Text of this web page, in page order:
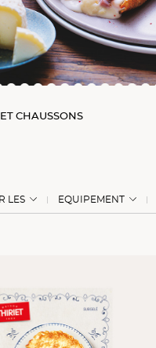
CHAUSSONS
LES EQUIPEMENT